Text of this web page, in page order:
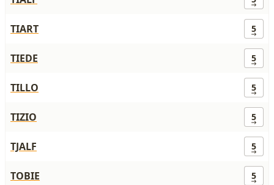
TIART 5
TIEDE 5
TILLO 5
TIZIO 5
TJALF 5
TOBIE 5